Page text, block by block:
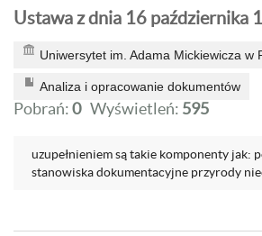
Ustawa z dnia 16 października
Uniwersytet im. Adama Mickiewicza w
Analiza i opracowanie dokumentów
Pobrań:0 Wyświetleń: 595
uzupełnieniem są takie komponenty jak:
stanowiska dokumentacyjne przyrody